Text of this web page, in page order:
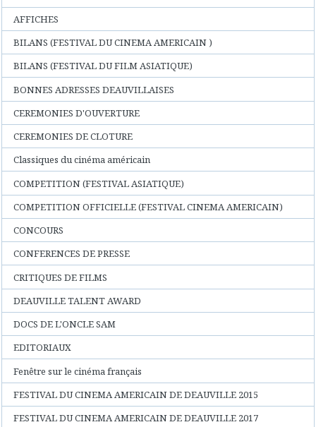
AFFICHES
BILANS (FESTIVAL DU CINEMA AMERICAIN )
BILANS (FESTIVAL DU FILM ASIATIQUE)
BONNES ADRESSES DEAUVILLAISES
CEREMONIES D'OUVERTURE
CEREMONIES DE CLOTURE
Classiques du cinéma américain
COMPETITION (FESTIVAL ASIATIQUE)
COMPETITION OFFICIELLE (FESTIVAL CINEMA AMERICAIN)
CONCOURS
CONFERENCES DE PRESSE
CRITIQUES DE FILMS
DEAUVILLE TALENT AWARD
DOCS DE L'ONCLE SAM
EDITORIAUX
Fenêtre sur le cinéma français
FESTIVAL DU CINEMA AMERICAIN DE DEAUVILLE 2015
FESTIVAL DU CINEMA AMERICAIN DE DEAUVILLE 2017